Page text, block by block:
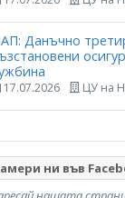
Данъчно
17.07.2026 ЦУ на
ни във